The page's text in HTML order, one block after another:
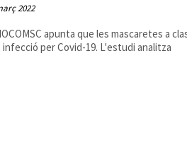
2022
apunta que les mascaretes a
per Covid-19. L'estudi analitza